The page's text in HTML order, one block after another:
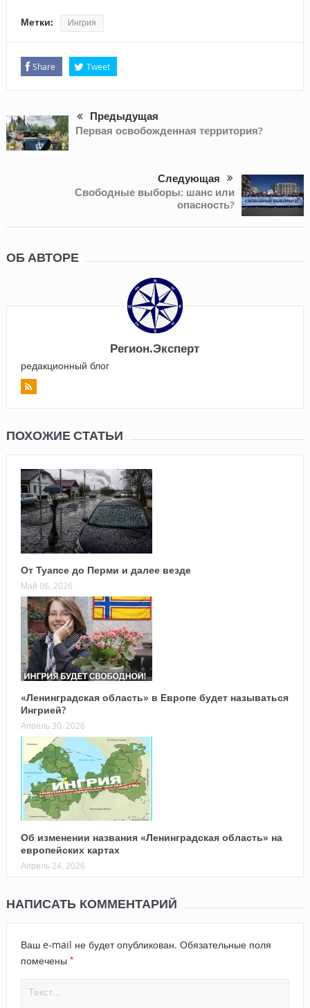
Метки: Ингрия
Share Tweet
Предыдущая
Первая освобожденная территория?
Следующая
Свободные выборы: шанс или
опасность?
ОБ АВТОРЕ
Регион.Эксперт
редакционный блог
ПОХОЖИЕ СТАТЬИ
От Туапсе до Перми и далее везде
Май 06, 2026
«Ленинградская область» в Европе будет называться
Ингрией?
Апрель 30, 2026
Об изменении названия «Ленинградская область» на
европейских картах
Апрель 24, 2026
НАПИСАТЬ КОММЕНТАРИЙ
Ваш e-mail не будет опубликован. Обязательные поля
помечены *